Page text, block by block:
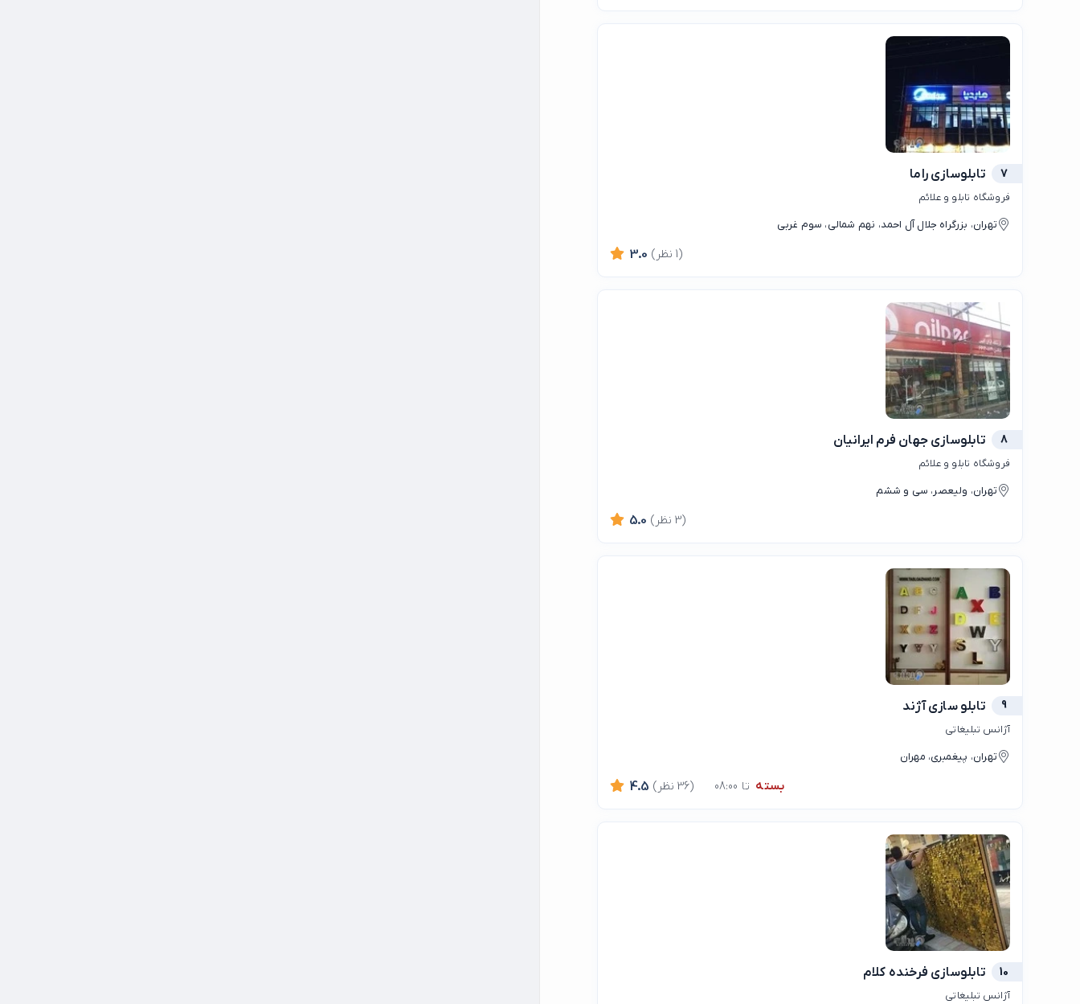
7 تابلوسازی راما
فروشگاه تابلو و علائم
تهران، بزرگراه جلال آل احمد، نهم شمالی، سوم غربی
3.0 (1 نظر)
8 تابلوسازی جهان فرم ایرانیان
فروشگاه تابلو و علائم
تهران، ولیعصر، سی و ششم
5.0 (3 نظر)
9 تابلو سازی آژند
آژانس تبلیغاتی
تهران، پیغمبری، مهران
بسته تا 08:00 4.5 (36 نظر)
10 تابلوسازی فرخنده کلام
آژانس تبلیغاتی